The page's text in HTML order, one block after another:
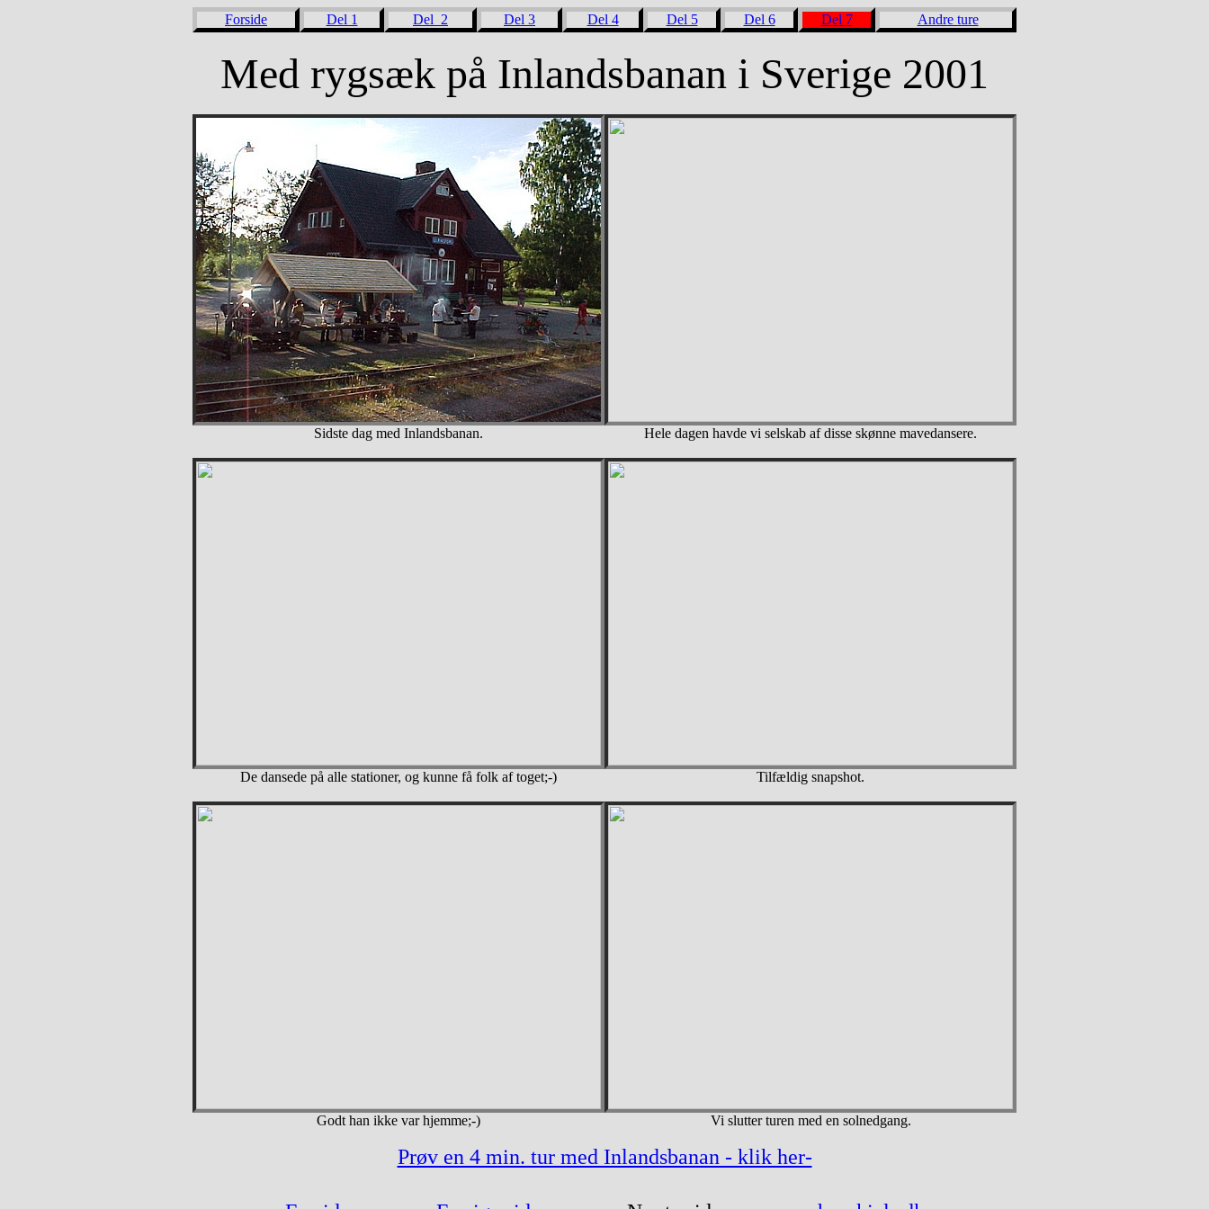
Forside Del 1 Del 2 Del 3 Del 4 Del 5 Del 6 Del 7 Andre ture
Med rygsæk på Inlandsbanan i Sverige 2001
Sidste dag med Inlandsbanan. Hele dagen havde vi selskab af disse skønne mavedansere.
De dansede på alle stationer, og kunne få folk af toget;-) Tilfældig snapshot.
Godt han ikke var hjemme;-) Vi slutter turen med en solnedgang.
Prøv en 4 min. tur med Inlandsbanan - klik her-